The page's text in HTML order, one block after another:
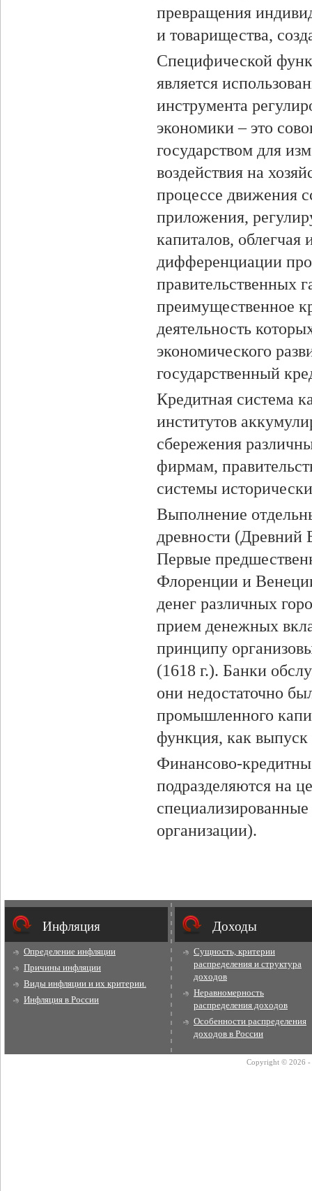
превращения
и товарищества,
Специфической
является
инструмента
экономики – это
государством для
воздействия на
процессе движения
приложения,
капиталов, облегчая
дифференциации
правительственных
преимущественное
деятельность
экономического
государственный
Кредитная система
институтов
сбережения
фирмам,
системы
Выполнение
древности (Древний
Первые
Флоренции и
денег различных
прием денежных
принципу
(1618 г.). Банки
они недостаточно
промышленного
функция, как выпуск
Финансово-
подразделяются на
организации).
Инфляция
Определение инфляции
Причины инфляции
Виды инфляции и их критерии.
Инфляция в России
Доходы
Сущность, критерии
распределения и структура
доходов
Неравномерность
распределения доходов
Особенности распределения
доходов в России
Copyright © 2026 -